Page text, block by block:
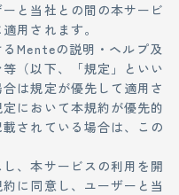
と当社との間の本サービ
用されます。
Menteの説明・ヘルプ及
（以下、「規定」といい
は規定が優先して適用さ
において本規約が優先的
されている場合は、この
、本サービスの利用を開
に同意し、ユーザーと当